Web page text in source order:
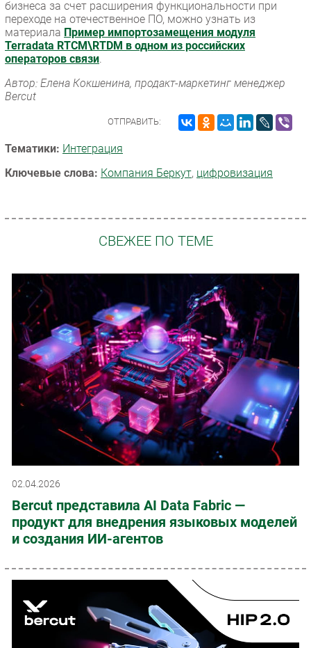
бизнеса за счет расширения функциональности при
переходе на отечественное ПО, можно узнать из
материала Пример импортозамещения модуля
Terradata RTCM\RTDM в одном из российских
операторов связи.
Автор: Елена Кокшенина, продакт-маркетинг менеджер
Bercut
ОТПРАВИТЬ:
Тематики: Интеграция
Ключевые слова: Компания Беркут, цифровизация
СВЕЖЕЕ ПО ТЕМЕ
02.04.2026
Bercut представила AI Data Fabric —
продукт для внедрения языковых моделей
и создания ИИ-агентов